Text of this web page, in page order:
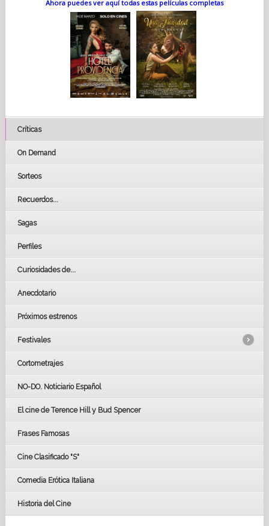
Ahora puedes ver aquí todas estas películas completas
Críticas
On Demand
Sorteos
Recuerdos...
Sagas
Perfiles
Curiosidades de...
Anecdotario
Próximos estrenos
Festivales
LOS OSCARS
GOYAS
BAFTA
Cortometrajes
NO-DO. Noticiario Español
El cine de Terence Hill y Bud Spencer
Frases Famosas
Cine Clasificado "S"
Comedia Erótica Italiana
Historia del Cine